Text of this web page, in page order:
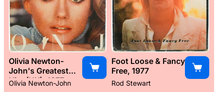
Olivia Newton-
John's Greatest
Hits (UK), 1977
Olivia Newton-John
Foot Loose & Fancy
Free, 1977
Rod Stewart